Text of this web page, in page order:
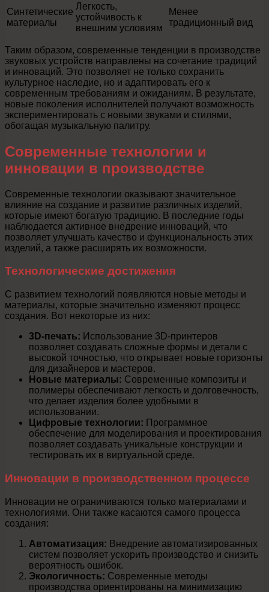
Синтетические
материалы
Легкость,
устойчивость к
внешним условиям
Менее
традиционный вид
Таким образом, современные тенденции в производстве
звуковых устройств направлены на сочетание традиций
и инноваций. Это позволяет не только сохранить
культурное наследие, но и адаптировать его к
современным требованиям и ожиданиям. В результате,
новые поколения исполнителей получают возможность
экспериментировать с новыми звуками и стилями,
обогащая музыкальную палитру.
Современные технологии и
инновации в производстве
Современные технологии оказывают значительное
влияние на создание и развитие различных изделий,
которые имеют богатую традицию. В последние годы
наблюдается активное внедрение инноваций, что
позволяет улучшать качество и функциональность этих
изделий, а также расширять их возможности.
Технологические достижения
С развитием технологий появляются новые методы и
материалы, которые значительно изменяют процесс
создания. Вот некоторые из них:
3D-печать: Использование 3D-принтеров
позволяет создавать сложные формы и детали с
высокой точностью, что открывает новые горизонты
для дизайнеров и мастеров.
Новые материалы: Современные композиты и
полимеры обеспечивают легкость и долговечность,
что делает изделия более удобными в
использовании.
Цифровые технологии: Программное
обеспечение для моделирования и проектирования
позволяет создавать уникальные конструкции и
тестировать их в виртуальной среде.
Инновации в производственном процессе
Инновации не ограничиваются только материалами и
технологиями. Они также касаются самого процесса
создания:
Автоматизация: Внедрение автоматизированных
систем позволяет ускорить производство и снизить
вероятность ошибок.
Экологичность: Современные методы
производства ориентированы на минимизацию